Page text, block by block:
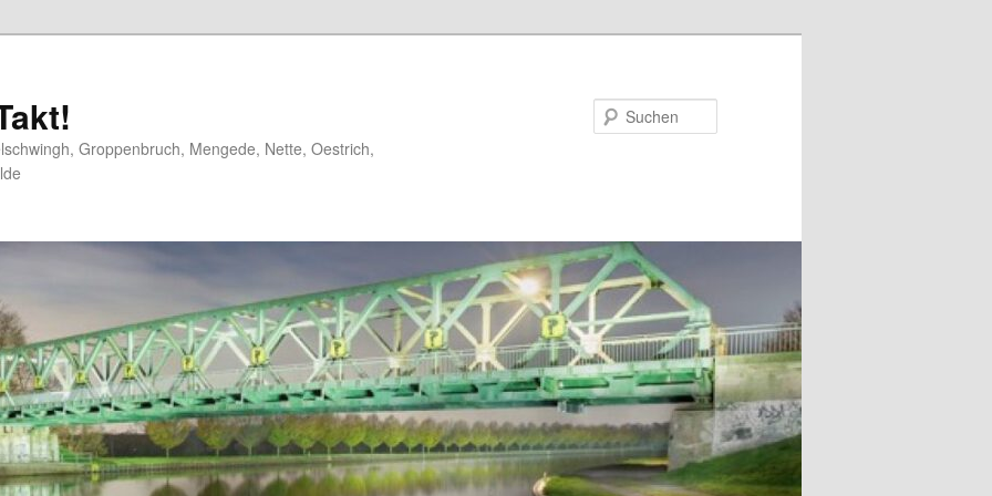
Groppenbruch, Mengede, Nette, Oestrich,